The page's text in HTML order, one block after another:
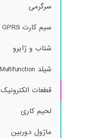
سرگرمی
سیم کارت GSM – GPRS
شتاب و ژایرو
شیلد Multifunction
قطعات الکترونیک
لحیم کاری
ماژول دوربین